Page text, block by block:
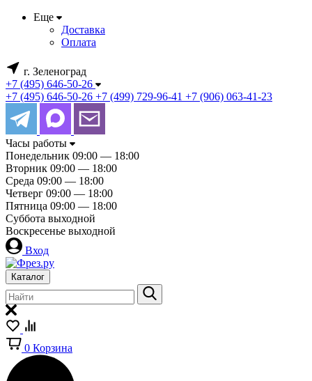
Еще
Доставка
Оплата
г. Зеленоград
+7 (495) 646-50-26
+7 (495) 646-50-26 +7 (499) 729-96-41 +7 (906) 063-41-23
Часы работы
Понедельник 09:00 — 18:00
Вторник 09:00 — 18:00
Среда 09:00 — 18:00
Четверг 09:00 — 18:00
Пятница 09:00 — 18:00
Суббота выходной
Воскресенье выходной
Вход
Каталог
0 Корзина